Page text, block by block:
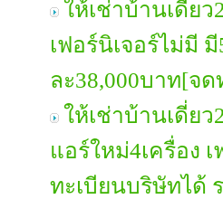
ให้เช่าบ้านเดี่ย
เฟอร์นิเจอร์ไม่มี
ละ38,000บาท[จ
ให้เช่าบ้านเดี่ย
แอร์ใหม่4เครื่อง
ทะเบียนบริษัทได้